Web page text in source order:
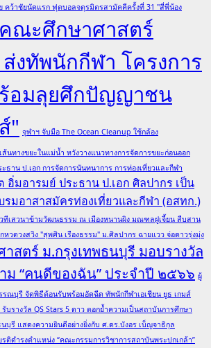
คว้าชัยนัดแรก ฟุตบอลจตุรมิตรสามัคคีครั้งที่ 31 "สี่พี่น้อง
คณะศึกษาศาสตร์
งทัพนักกีฬา โครงการ
อมลุยศึกปัญญาชน
" จุฬาฯ จับมือ The Ocean Cleanup ใช้กล้อง
นทางขยะในแม่น้ำ หวังวางแนวทางการจัดการขยะก่อนออก
ธาน ป.เอก การจัดการนันทนาการ การท่องเที่ยวและกีฬา
อิ่มอารมย์ ประธาน ป.เอก ศิลปากร เป็น
รมอาสาสมัครท่องเที่ยวและกีฬา (อสทก.)
ทีเสวนาข้ามวัฒนธรรม ณ เมืองหนานผิง มณฑลฝูเจี้ยน สืบสาน
หวดวงสวิง "สุพศิน เรืองธรรม" ม.ศิลปากร ฉายแวว จ่อดาวรุ่งมุ่ง
าสตร์ ม.กรุงเทพธนบุรี มอบรางวัล
ม “คนดีของฉัน” ประจำปี ๒๕๖๖ ผู้
รณบุรี จัดพิธีต้อนรับพร้อมอัดฉีด ทัพนักกีฬาเอเชียน ยูธ เกมส์
บรางวัล QS Stars 5 ดาว ตอกย้ำความเป็นสถาบันการศึกษา
นบุรี แสดงความยินดีอย่างยิ่งกับ ศ.ดร.บังอร เบ็ญจาธิกุล
ติดำรงตำแหน่ง “คณะกรรมการวิชาการสถาบันพระปกเกล้า”